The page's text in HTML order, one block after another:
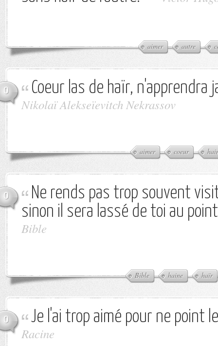
aimer autre
0 Coeur las de haïr, n'apprendra
Nikolaï Alekseïevitch Nekrassov
aimer coeur
0
Ne rends pas trop souvent
sinon il sera lassé de toi au
Bible
Bible haine haïr
0 Je l'ai trop aimé pour ne point
Racine